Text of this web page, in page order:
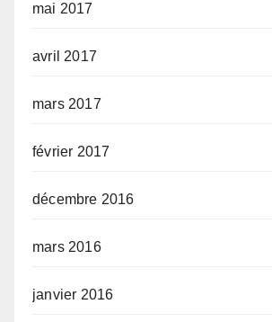
mai 2017
avril 2017
mars 2017
février 2017
décembre 2016
mars 2016
janvier 2016